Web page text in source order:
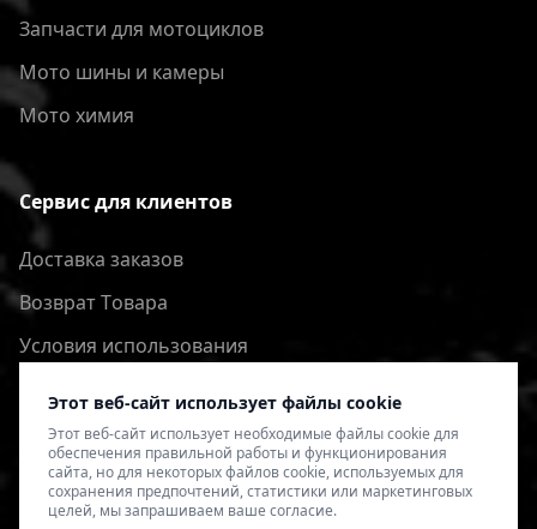
Этот веб-сайт использует файлы cookie
Этот веб-сайт использует необходимые файлы cookie для
обеспечения правильной работы и функционирования
сайта, но для некоторых файлов cookie, используемых для
сохранения предпочтений, статистики или маркетинговых
целей, мы запрашиваем ваше согласие.
Запчасти для мотоциклов
Мото шины и камеры
Мото химия
Сервис для клиентов
Доставка заказов
Bозврат Tовара
Условия использования
Политика конфиденциальности